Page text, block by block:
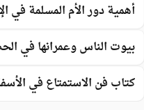
أهمية دور الأم المسلمة في
بيوت الناس وعمرانها في
كتاب فن الاستمتاع في